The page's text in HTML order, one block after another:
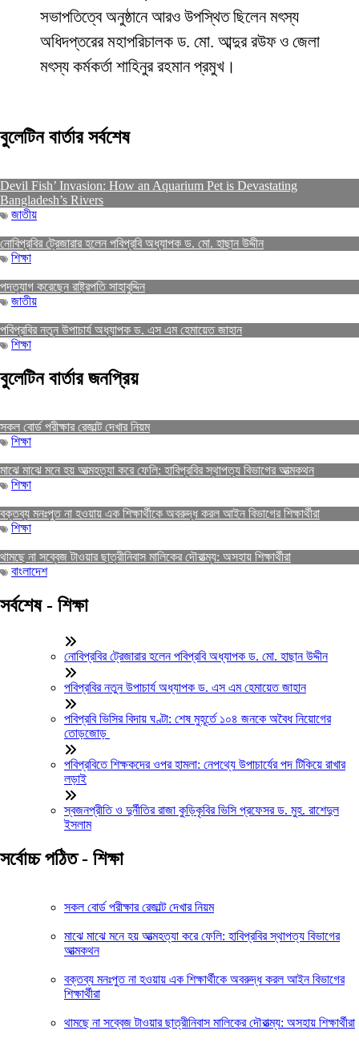
সভাপতিত্বে অনুষ্ঠানে আরও উপস্থিত ছিলেন মৎস্য
অধিদপ্তরের মহাপরিচালক ড. মো. আব্দুর রউফ ও জেলা
মৎস্য কর্মকর্তা শাহিনুর রহমান প্রমুখ।
বুলেটিন বার্তার সর্বশেষ
Devil Fish’ Invasion: How an Aquarium Pet is Devastating
Bangladesh’s Rivers
জাতীয়
নোবিপ্রবির ট্রেজারার হলেন পবিপ্রবি অধ্যাপক ড. মো. হাছান উদ্দীন
শিক্ষা
পদত্যাগ করেছেন রাষ্ট্রপতি সাহাবুদ্দিন
জাতীয়
পবিপ্রবির নতুন উপাচার্য অধ্যাপক ড. এস এম হেমায়েত জাহান
শিক্ষা
বুলেটিন বার্তার জনপ্রিয়
সকল বোর্ড পরীক্ষার রেজাল্ট দেখার নিয়ম
শিক্ষা
মাঝে মাঝে মনে হয় আত্মহত্যা করে ফেলি: হাবিপ্রবির স্থাপত্য বিভাগের আত্মকথন
শিক্ষা
বক্তব্য মনঃপুত না হওয়ায় এক শিক্ষার্থীকে অবরুদ্ধ করল আইন বিভাগের শিক্ষার্থীরা
শিক্ষা
থামছে না সব্বেজ টাওয়ার ছাত্রীনিবাস মালিকের দৌরাত্ম্য: অসহায় শিক্ষার্থীরা
বাংলাদেশ
সর্বশেষ - শিক্ষা
নোবিপ্রবির ট্রেজারার হলেন পবিপ্রবি অধ্যাপক ড. মো. হাছান উদ্দীন
পবিপ্রবির নতুন উপাচার্য অধ্যাপক ড. এস এম হেমায়েত জাহান
পবিপ্রবি ভিসির বিদায় ঘণ্টা: শেষ মুহূর্তে ১০৪ জনকে অবৈধ নিয়োগের
তোড়জোড়
পবিপ্রবিতে শিক্ষকদের ওপর হামলা: নেপথ্যে উপাচার্যের পদ টিকিয়ে রাখার
লড়াই
স্বজনপ্রীতি ও দুর্নীতির রাজা কুড়িকৃবির ভিসি প্রফেসর ড. মুহ. রাশেদুল
ইসলাম
সর্বোচ্চ পঠিত - শিক্ষা
সকল বোর্ড পরীক্ষার রেজাল্ট দেখার নিয়ম
মাঝে মাঝে মনে হয় আত্মহত্যা করে ফেলি: হাবিপ্রবির স্থাপত্য বিভাগের
আত্মকথন
বক্তব্য মনঃপুত না হওয়ায় এক শিক্ষার্থীকে অবরুদ্ধ করল আইন বিভাগের
শিক্ষার্থীরা
থামছে না সব্বেজ টাওয়ার ছাত্রীনিবাস মালিকের দৌরাত্ম্য: অসহায় শিক্ষার্থীরা